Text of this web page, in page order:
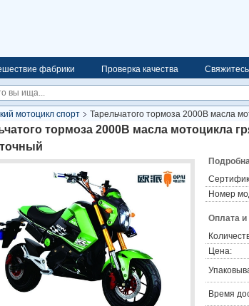
фабрики Проверка качества
мотоцикл спорт
Тарельчатого тормоза 2000В масла
тормоза 2000В масла мотоцикла
Номер
Оплата и
Цена:
Время